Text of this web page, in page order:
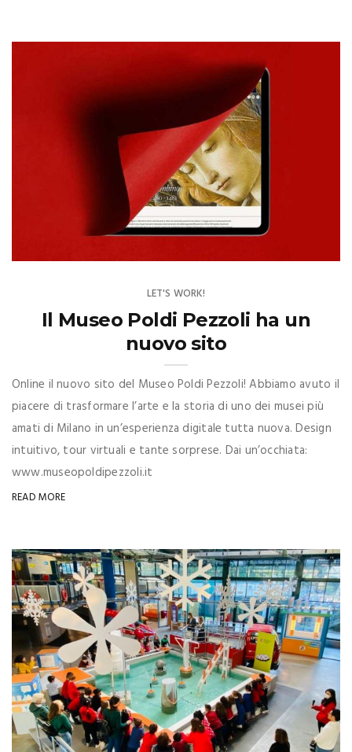
LET'S WORK!
Il Museo Poldi Pezzoli ha un
nuovo sito
Online il nuovo sito del Museo Poldi Pezzoli! Abbiamo avuto il
piacere di trasformare l’arte e la storia di uno dei musei più
amati di Milano in un’esperienza digitale tutta nuova. Design
intuitivo, tour virtuali e tante sorprese. Dai un’occhiata:
www.museopoldipezzoli.it
READ MORE